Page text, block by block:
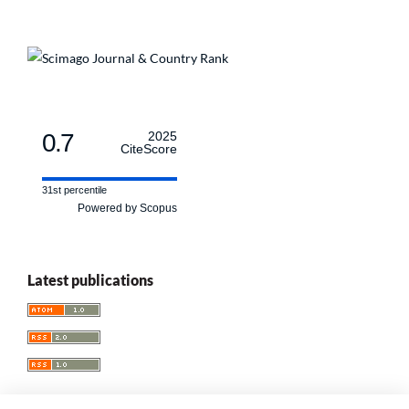
0.7
2025
CiteScore
31st percentile
Powered by Scopus
Latest publications